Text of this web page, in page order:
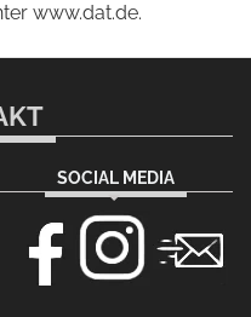
www.dat.de.
SOCIAL MEDIA